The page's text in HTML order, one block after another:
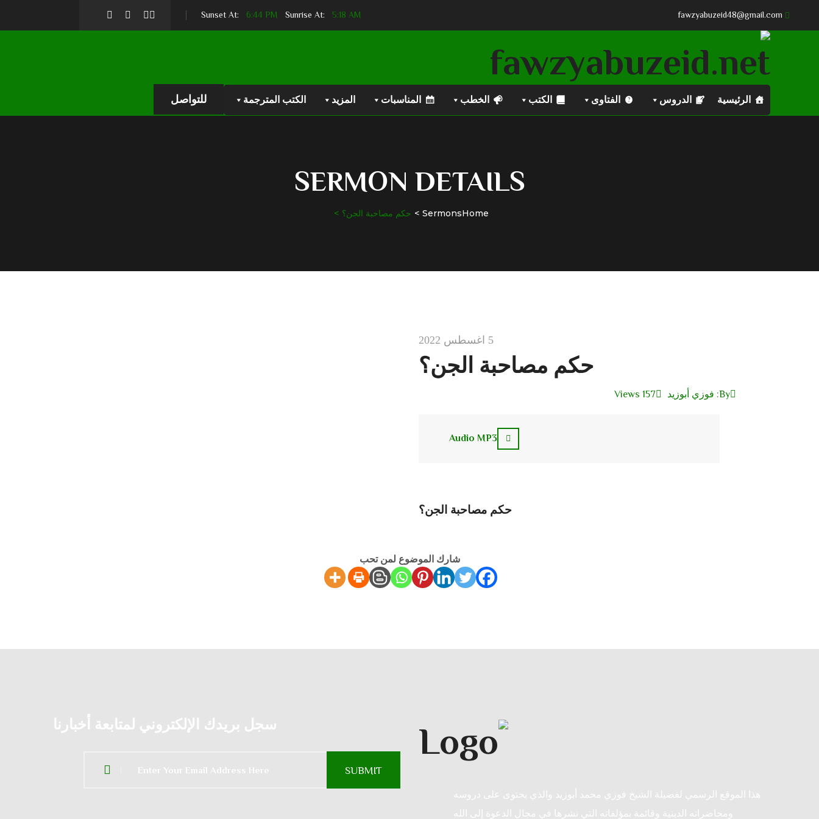
fawzyabuzeid48@gmail.com
5:18 AM
6:44 PM
الرئيسية الدروس الفتاوى الكتب الخطب المناسبات المزيد الكتب المترجمة للتواصل
SERMON DETAILS
Home
Sermons حكم مصاحبة الجن؟
5 اغسطس 2022
حكم مصاحبة الجن؟
By: فوزي أبوزيد 157 Views
Audio MP3
حكم مصاحبة الجن؟
شارك الموضوع لمن تحب
هذا الموقع الرسمي لفضيلة الشيخ فوزي محمد أبوزيد والذي يحتوى على دروسه
ومحاضراته الدينية وقائمة بمؤلفاته التي نشرها في مجال الدعوة إلى الله
سجل بريدك الإلكتروني لمتابعة أخبارنا